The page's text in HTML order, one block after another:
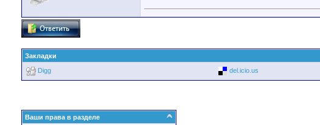
Закладки
Digg
del.icio.us
Ваши права в разделе